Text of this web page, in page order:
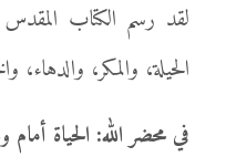
لقد رسم الكتاب
الحيلة، والمكر، والدهاء،
في محضر الله: الحياة أمام